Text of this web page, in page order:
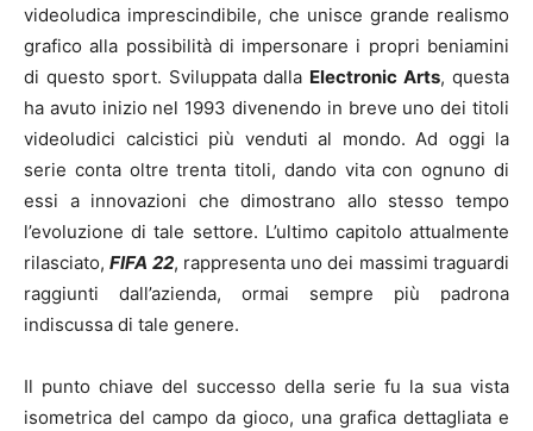
videoludica imprescindibile, che unisce grande realismo
grafico alla possibilità di impersonare i propri beniamini
di questo sport. Sviluppata dalla Electronic Arts, questa
ha avuto inizio nel 1993 divenendo in breve uno dei titoli
videoludici calcistici più venduti al mondo. Ad oggi la
serie conta oltre trenta titoli, dando vita con ognuno di
essi a innovazioni che dimostrano allo stesso tempo
l’evoluzione di tale settore. L’ultimo capitolo attualmente
rilasciato,FIFA 22, rappresenta uno dei massimi traguardi
raggiunti dall’azienda, ormai sempre più padrona
indiscussa di tale genere.
Il punto chiave del successo della serie fu la sua vista
isometrica del campo da gioco, una grafica dettagliata e